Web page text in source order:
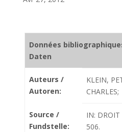
Données
Daten
Auteurs /
Autoren:
KLEIN,
CHARLES;
Source /
Fundstelle:
IN: DROIT
506.